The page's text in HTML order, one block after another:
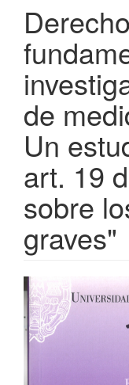
de
Un
art. 19
sobre
graves"
Barra
lateral
del
artículo